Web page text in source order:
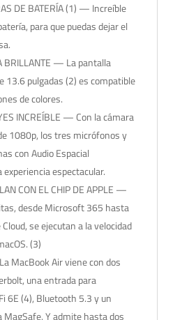
DE BATERÍA (1) — Increíble
para que puedas dejar el
BRILLANTE — La pantalla
13.6 pulgadas (2) es compatible
de colores.
INCREÍBLE — Con la cámara
1080p, los tres micrófonos y
con Audio Espacial
espectacular.
CON EL CHIP DE APPLE —
desde Microsoft 365 hasta
se ejecutan a la velocidad
(3)
MacBook Air viene con dos
una entrada para
6E (4), Bluetooth 5.3 y un
MagSafe. Y admite hasta dos